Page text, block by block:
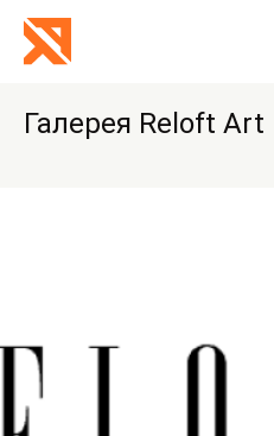
Галерея Reloft Art